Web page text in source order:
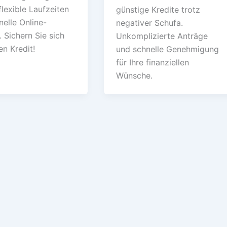
Laufzeiten
Online-
Sichern Sie sich
Kredit!
günstige Kredite trotz
negativer Schufa.
Unkomplizierte Anträge
und schnelle Genehmigung
für Ihre finanziellen
Wünsche.